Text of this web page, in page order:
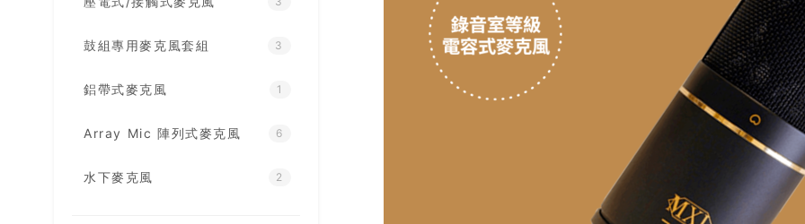
鼓組專用麥克風套組 3
鋁帶式麥克風 1
Array Mic 陣列式麥克風 6
水下麥克風 2